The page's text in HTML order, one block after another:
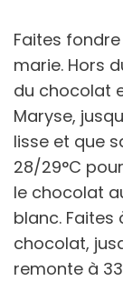
Faites
marie. Hors
du chocolat
Maryse,
lisse et que
28/29°C
le chocolat
blanc.
chocolat,
remonte à